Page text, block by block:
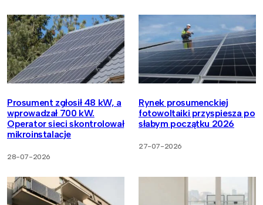
Prosument zgłosił 48 kW, a
wprowadzał 700 kW.
Operator sieci skontrolował
mikroinstalacje
28-07-2026
Rynek prosumenckiej
fotowoltaiki przyspiesza po
słabym początku 2026
27-07-2026